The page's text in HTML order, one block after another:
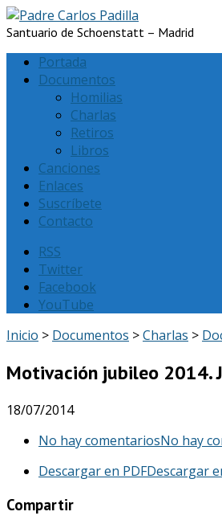
Santuario de Schoenstatt – Madrid
Portada
Documentos
Homilias
Charlas
Retiros
Libros
Canciones
Enlaces
Suscríbete
Contacto
RSS
Twitter
Facebook
YouTube
Inicio > Documentos >Charlas >
Motivación jubileo 2014.
18/07/2014
No hay comentariosNo hay
Descargar en PDFDescargar
Compartir